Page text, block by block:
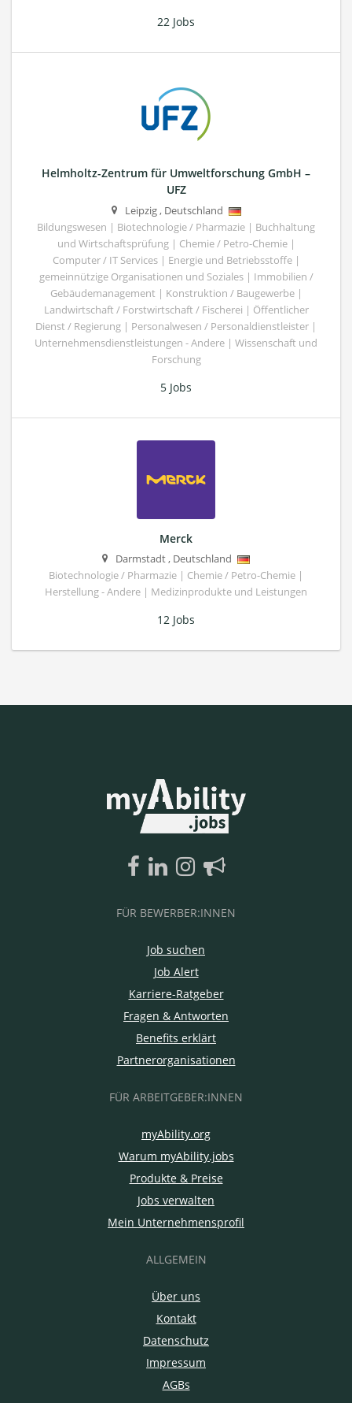
22 Jobs
Helmholtz-Zentrum für Umweltforschung GmbH –
UFZ
Leipzig, Deutschland
Bildungswesen | Biotechnologie / Pharmazie | Buchhaltung
und Wirtschaftsprüfung | Chemie / Petro-Chemie |
Computer / IT Services | Energie und Betriebsstoffe |
gemeinnützige Organisationen und Soziales | Immobilien /
Gebäudemanagement | Konstruktion / Baugewerbe |
Landwirtschaft / Forstwirtschaft / Fischerei | Öffentlicher
Dienst / Regierung | Personalwesen / Personaldienstleister |
Unternehmensdienstleistungen - Andere | Wissenschaft und
Forschung
5 Jobs
Merck
Darmstadt, Deutschland
Biotechnologie / Pharmazie | Chemie / Petro-Chemie |
Herstellung - Andere | Medizinprodukte und Leistungen
12 Jobs
FÜR BEWERBER:INNEN
Job suchen
Job Alert
Karriere-Ratgeber
Fragen & Antworten
Benefits erklärt
Partnerorganisationen
FÜR ARBEITGEBER:INNEN
myAbility.org
Warum myAbility.jobs
Produkte & Preise
Jobs verwalten
Mein Unternehmensprofil
ALLGEMEIN
Über uns
Kontakt
Datenschutz
Impressum
AGBs